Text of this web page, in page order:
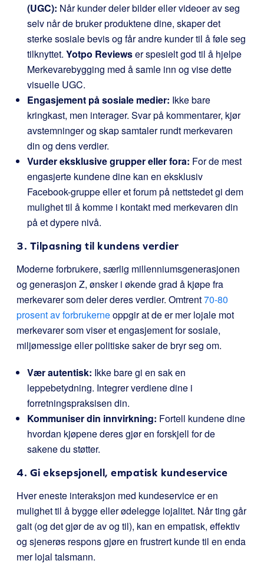
(UGC): Når kunder deler bilder eller videoer av seg
selv når de bruker produktene dine, skaper det
sterke sosiale bevis og får andre kunder til å føle seg
tilknyttet. Yotpo Reviewser spesielt god til å hjelpe
Merkevarebygging med å samle inn og vise dette
visuelle UGC.
Engasjement på sosiale medier: Ikke bare
kringkast, men interager. Svar på kommentarer, kjør
avstemninger og skap samtaler rundt merkevaren
din og dens verdier.
Vurder eksklusive grupper eller fora: For de mest
engasjerte kundene dine kan en eksklusiv
Facebook-gruppe eller et forum på nettstedet gi dem
mulighet til å komme i kontakt med merkevaren din
på et dypere nivå.
3. Tilpasning til kundens verdier
Moderne forbrukere, særlig millenniumsgenerasjonen
og generasjon Z, ønsker i økende grad å kjøpe fra
merkevarer som deler deres verdier. Omtrent70-80
prosent av forbrukerneoppgir at de er mer lojale mot
merkevarer som viser et engasjement for sosiale,
miljømessige eller politiske saker de bryr seg om.
Vær autentisk: Ikke bare gi en sak en
leppebetydning. Integrer verdiene dine i
forretningspraksisen din.
Kommuniser din innvirkning: Fortell kundene dine
hvordan kjøpene deres gjør en forskjell for de
sakene du støtter.
4. Gi eksepsjonell, empatisk kundeservice
Hver eneste interaksjon med kundeservice er en
mulighet til å bygge eller ødelegge lojalitet. Når ting går
galt (og det gjør de av og til), kan en empatisk, effektiv
og sjenerøs respons gjøre en frustrert kunde til en enda
mer lojal talsmann.